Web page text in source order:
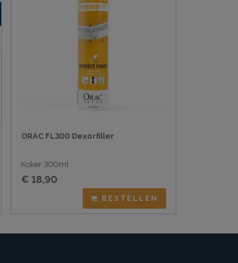
ORAC FL300 Dexorfiller
Koker 300ml
€ 18,90
BESTELLEN